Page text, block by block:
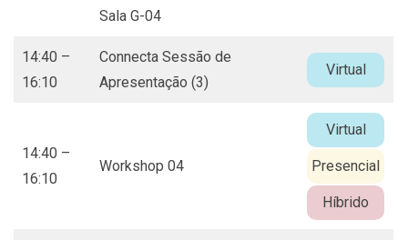
Sala G-04
14:40 –
16:10
Connecta Sessão de
Apresentação (3)
Virtual
14:40 –
16:10
Workshop 04
Virtual
Presencial
Híbrido